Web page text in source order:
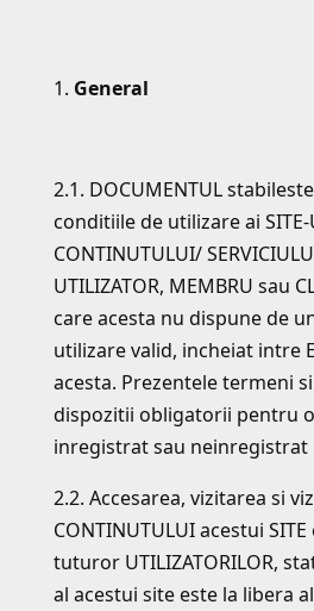
General
2.1. DOCUMENTUL
conditiile de utilizare ai
CONTINUTULUI/
UTILIZATOR, MEMBRU sau
care acesta nu dispune de
utilizare valid, incheiat intre
acesta. Prezentele termeni
dispozitii obligatorii pentru
inregistrat sau neinregistrat
2.2. Accesarea, vizitarea si
CONTINUTULUI acestui
tuturor UTILIZATORILOR,
al acestui site este la libera